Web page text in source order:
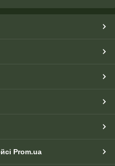
Prom.ua